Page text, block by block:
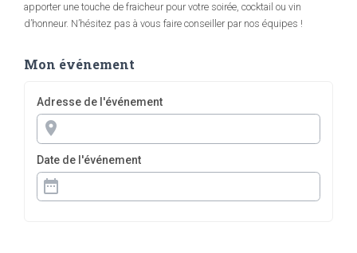
Mon événement
Adresse de l'événement
place
Date de l'événement
date_range
apporter une touche de fraicheur pour votre soirée, cocktail ou vin
d’honneur. N’hésitez pas à vous faire conseiller par nos équipes !